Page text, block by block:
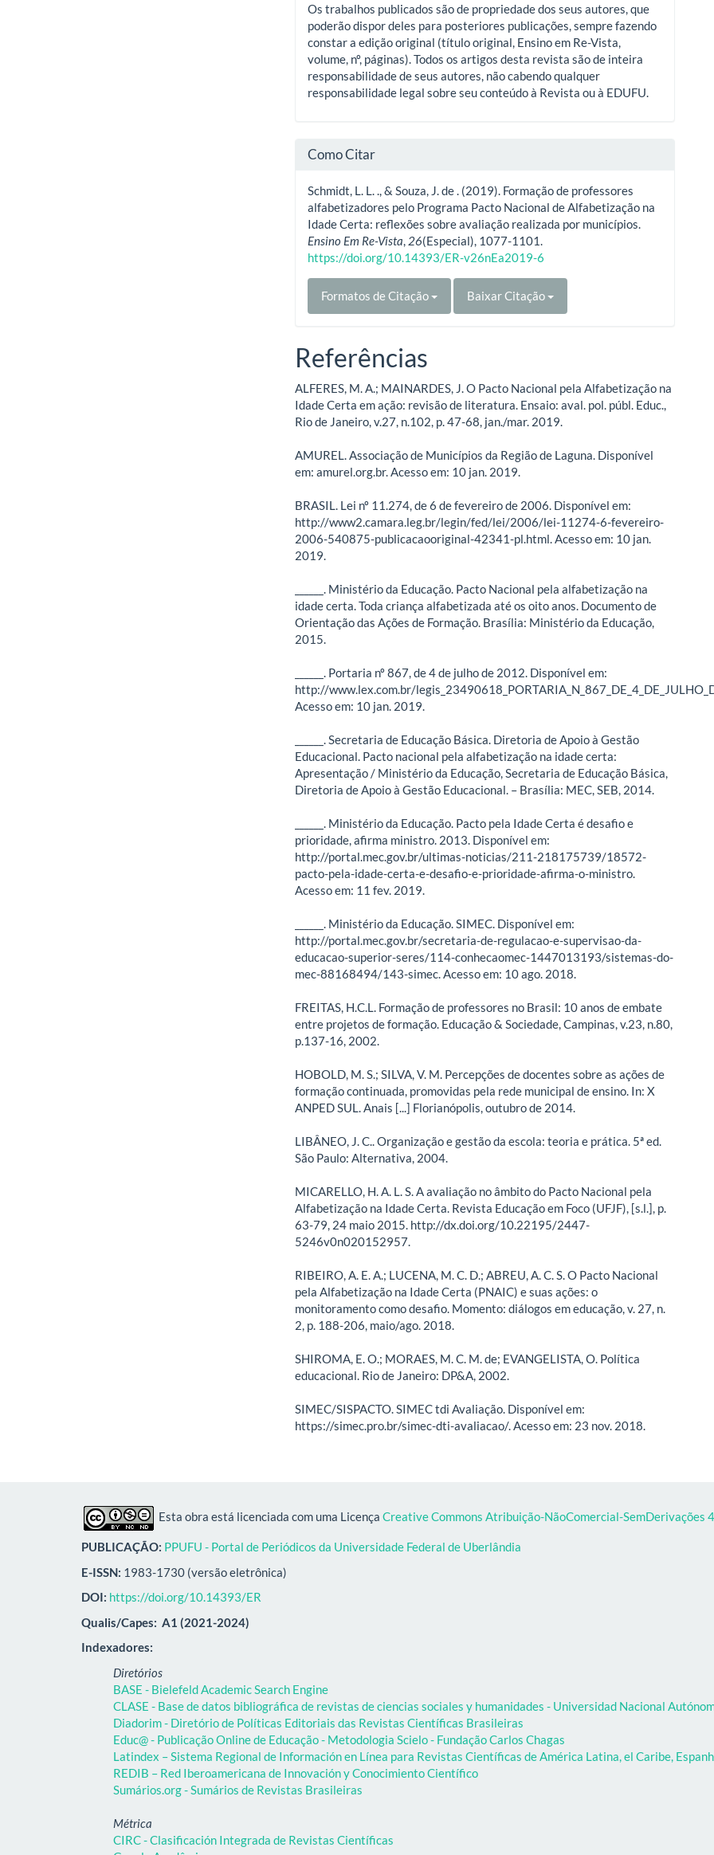
Os trabalhos publicados são de propriedade dos seus autores, que
poderão dispor deles para posteriores publicações, sempre fazendo
constar a edição original (título original, Ensino em Re-Vista,
volume, nº, páginas). Todos os artigos desta revista são de inteira
responsabilidade de seus autores, não cabendo qualquer
responsabilidade legal sobre seu conteúdo à Revista ou à EDUFU.
Como Citar
Schmidt, L. L. ., & Souza, J. de . (2019). Formação de professores
alfabetizadores pelo Programa Pacto Nacional de Alfabetização na
Idade Certa: reflexões sobre avaliação realizada por municípios.
Ensino Em Re-Vista, 26(Especial), 1077-1101.
https://doi.org/10.14393/ER-v26nEa2019-6
Formatos de Citação Baixar Citação
Referências
ALFERES, M. A.; MAINARDES, J. O Pacto Nacional pela Alfabetização na
Idade Certa em ação: revisão de literatura. Ensaio: aval. pol. públ. Educ.,
Rio de Janeiro, v.27, n.102, p. 47-68, jan./mar. 2019.
AMUREL. Associação de Municípios da Região de Laguna. Disponível
em: amurel.org.br. Acesso em: 10 jan. 2019.
BRASIL. Lei nº 11.274, de 6 de fevereiro de 2006. Disponível em:
http://www2.camara.leg.br/legin/fed/lei/2006/lei-11274-6-fevereiro-
2006-540875-publicacaooriginal-42341-pl.html. Acesso em: 10 jan.
2019.
______. Ministério da Educação. Pacto Nacional pela alfabetização na
idade certa. Toda criança alfabetizada até os oito anos. Documento de
Orientação das Ações de Formação. Brasília: Ministério da Educação,
2015.
______. Portaria nº 867, de 4 de julho de 2012. Disponível em:
http://www.lex.com.br/
Acesso em: 10 jan. 2019.
______. Secretaria de Educação Básica. Diretoria de Apoio à Gestão
Educacional. Pacto nacional pela alfabetização na idade certa:
Apresentação / Ministério da Educação, Secretaria de Educação Básica,
Diretoria de Apoio à Gestão Educacional. – Brasília: MEC, SEB, 2014.
______. Ministério da Educação. Pacto pela Idade Certa é desafio e
prioridade, afirma ministro. 2013. Disponível em:
http://portal.mec.gov.br/ultimas-noticias/211-218175739/18572-
pacto-pela-idade-certa-e-desafio-e-prioridade-afirma-o-ministro.
Acesso em: 11 fev. 2019.
______. Ministério da Educação. SIMEC. Disponível em:
http://portal.mec.gov.br/secretaria-de-regulacao-e-supervisao-da-
educacao-superior-seres/114-conhecaomec-1447013193/sistemas-do-
mec-88168494/143-simec. Acesso em: 10 ago. 2018.
FREITAS, H.C.L. Formação de professores no Brasil: 10 anos de embate
entre projetos de formação. Educação & Sociedade, Campinas, v.23, n.80,
p.137-16, 2002.
HOBOLD, M. S.; SILVA, V. M. Percepções de docentes sobre as ações de
formação continuada, promovidas pela rede municipal de ensino. In: X
ANPED SUL. Anais [...] Florianópolis, outubro de 2014.
LIBÂNEO, J. C.. Organização e gestão da escola: teoria e prática. 5ª ed.
São Paulo: Alternativa, 2004.
MICARELLO, H. A. L. S. A avaliação no âmbito do Pacto Nacional pela
Alfabetização na Idade Certa. Revista Educação em Foco (UFJF), [s.l.], p.
63-79, 24 maio 2015. http://dx.doi.org/10.22195/2447-
5246v0n020152957.
RIBEIRO, A. E. A.; LUCENA, M. C. D.; ABREU, A. C. S. O Pacto Nacional
pela Alfabetização na Idade Certa (PNAIC) e suas ações: o
monitoramento como desafio. Momento: diálogos em educação, v. 27, n.
2, p. 188-206, maio/ago. 2018.
SHIROMA, E. O.; MORAES, M. C. M. de; EVANGELISTA, O. Política
educacional. Rio de Janeiro: DP&A, 2002.
SIMEC/SISPACTO. SIMEC tdi Avaliação. Disponível em:
https://simec.pro.br/simec-dti-avaliacao/. Acesso em: 23 nov. 2018.
Esta obra está licenciada com uma Licença Creative Commons Atribuição-NãoComercial-SemDerivações
PUBLICAÇÃO: PPUFU - Portal de Periódicos da Universidade Federal de Uberlândia
E-ISSN: 1983-1730 (versão eletrônica)
DOI: https://doi.org/10.14393/ER
Qualis/Capes: A1 (2021-2024)
Indexadores:
Diretórios
BASE - Bielefeld Academic Search Engine
CLASE - Base de datos bibliográfica de revistas de ciencias sociales y humanidades - Universidad Nacional
Diadorim - Diretório de Políticas Editoriais das Revistas Científicas Brasileiras
Educ@ - Publicação Online de Educação - Metodologia Scielo - Fundação Carlos Chagas
Latindex – Sistema Regional de Información en Línea para Revistas Científicas de América Latina, el Caribe,
REDIB – Red Iberoamericana de Innovación y Conocimiento Científico
Sumários.org - Sumários de Revistas Brasileiras
Métrica
CIRC - Clasificación Integrada de Revistas Científicas